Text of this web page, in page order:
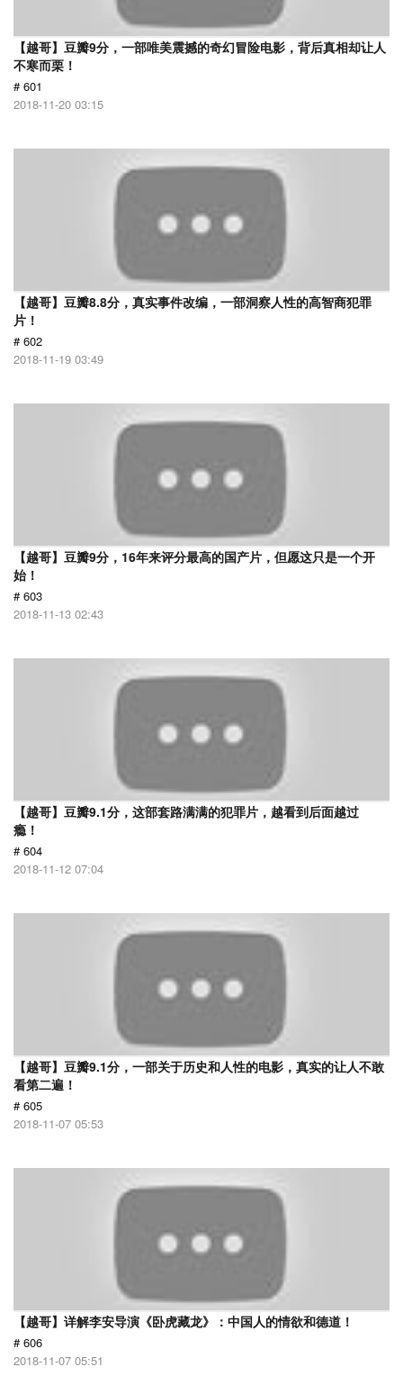
【越哥】豆瓣9分，一部唯美震撼的奇幻冒险电影，背后真相却让人
不寒而栗！
# 601
2018-11-20 03:15
【越哥】豆瓣8.8分，真实事件改编，一部洞察人性的高智商犯罪
片！
# 602
2018-11-19 03:49
【越哥】豆瓣9分，16年来评分最高的国产片，但愿这只是一个开
始！
# 603
2018-11-13 02:43
【越哥】豆瓣9.1分，这部套路满满的犯罪片，越看到后面越过
瘾！
# 604
2018-11-12 07:04
【越哥】豆瓣9.1分，一部关于历史和人性的电影，真实的让人不敢
看第二遍！
# 605
2018-11-07 05:53
【越哥】详解李安导演《卧虎藏龙》：中国人的情欲和德道！
# 606
2018-11-07 05:51